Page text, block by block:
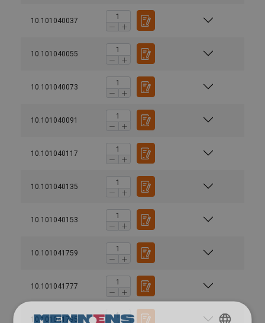
10.101040037
10.101040055
10.101040073
10.101040091
10.101040117
10.101040135
10.101040153
10.101041759
10.101041777
10.101041795